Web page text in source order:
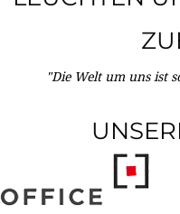
"Die Welt um uns ist